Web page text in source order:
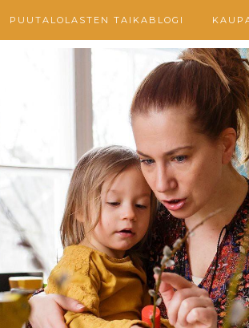
PUUTALOLASTEN TAIKABLOGI